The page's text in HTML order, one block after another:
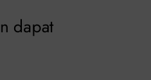
dapat